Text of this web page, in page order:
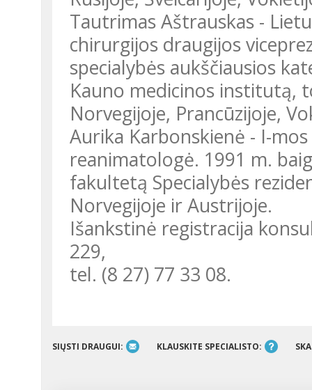
Tautrimas Aštrauskas -
chirurgijos draugijos
specialybės aukščiausios
Kauno medicinos institutą,
Norvegijoje, Prancūzijoje,
Aurika Karbonskienė - I-
reanimatologė. 1991 m.
fakultetą Specialybės
Norvegijoje ir Austrijoje.
Išankstinė registracija
229,
tel. (8 27) 77 33 08.
SIŲSTI DRAUGUI: KLAUSKITE SPECIALISTO: